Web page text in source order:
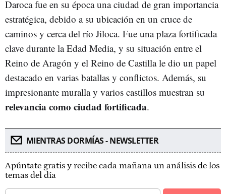
Daroca fue en su época una ciudad de gran importancia
estratégica, debido a su ubicación en un cruce de
caminos y cerca del río Jiloca. Fue una plaza fortificada
clave durante la Edad Media, y su situación entre el
Reino de Aragón y el Reino de Castilla le dio un papel
destacado en varias batallas y conflictos. Además, su
impresionante muralla y varios castillos muestran su
relevancia como ciudad fortificada.
MIENTRAS DORMÍAS - NEWSLETTER
Apúntate gratis y recibe cada mañana un análisis de los
temas del día